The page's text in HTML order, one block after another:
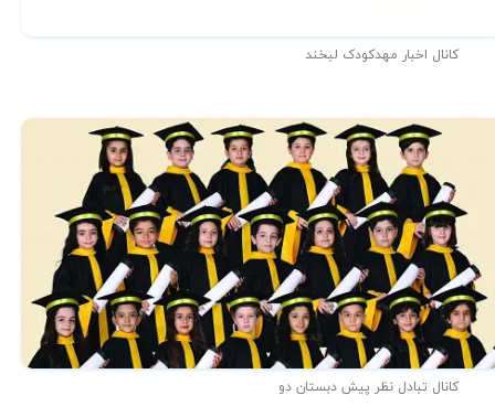
کانال اخبار مهدکودک لبخند
کانال تبادل نظر پیش دبستان دو